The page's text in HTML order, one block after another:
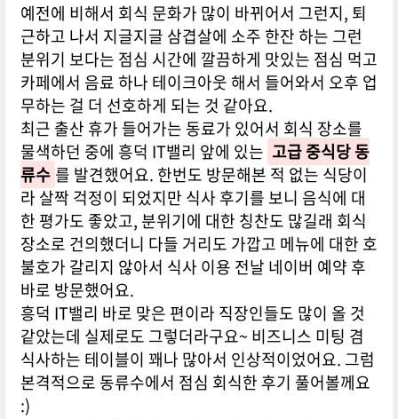
예전에 비해서 회식 문화가 많이 바뀌어서 그런지, 퇴
근하고 나서 지글지글 삼겹살에 소주 한잔 하는 그런
분위기 보다는 점심 시간에 깔끔하게 맛있는 점심 먹고
카페에서 음료 하나 테이크아웃 해서 들어와서 오후 업
무하는 걸 더 선호하게 되는 것 같아요.
최근 출산 휴가 들어가는 동료가 있어서 회식 장소를
물색하던 중에 흥덕 IT밸리 앞에 있는 고급 중식당 동
류수 를 발견했어요. 한번도 방문해본 적 없는 식당이
라 살짝 걱정이 되었지만 식사 후기를 보니 음식에 대
한 평가도 좋았고, 분위기에 대한 칭찬도 많길래 회식
장소로 건의했더니 다들 거리도 가깝고 메뉴에 대한 호
불호가 갈리지 않아서 식사 이용 전날 네이버 예약 후
바로 방문했어요.
흥덕 IT밸리 바로 맞은 편이라 직장인들도 많이 올 것
같았는데 실제로도 그렇더라구요~ 비즈니스 미팅 겸
식사하는 테이블이 꽤나 많아서 인상적이었어요. 그럼
본격적으로 동류수에서 점심 회식한 후기 풀어볼께요
:)